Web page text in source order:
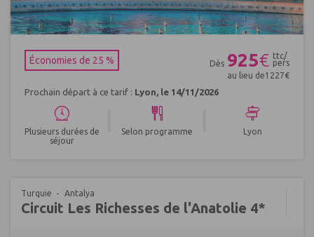
Économies de 25 %
Dès 925€ ttc/
pers
au lieu de1227€
Prochain départ à ce tarif : Lyon, le 14/11/2026
Plusieurs durées de
séjour
Selon programme Lyon
Turquie Antalya
Circuit Les Richesses de l'Anatolie 4*